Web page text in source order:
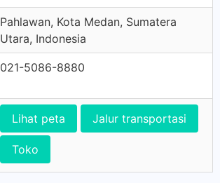
Pahlawan, Kota Medan, Sumatera
Utara, Indonesia
021-5086-8880
Lihat peta Jalur transportasi
Toko